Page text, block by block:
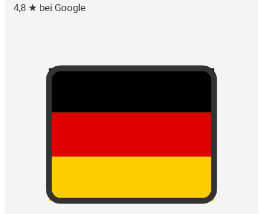
4,8 ★ bei Google